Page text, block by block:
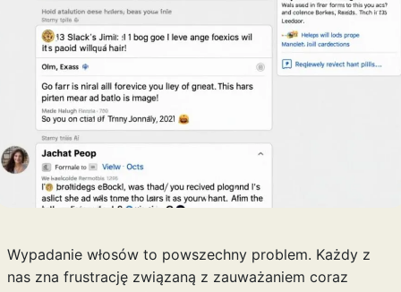
Wypadanie włosów to powszechny problem. Każdy z
nas zna frustrację związaną z zauważaniem coraz